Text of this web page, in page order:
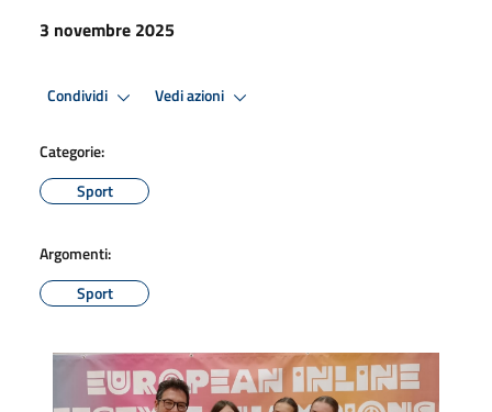
3 novembre 2025
Condividi Vedi azioni
Categorie:
Sport
Argomenti:
Sport